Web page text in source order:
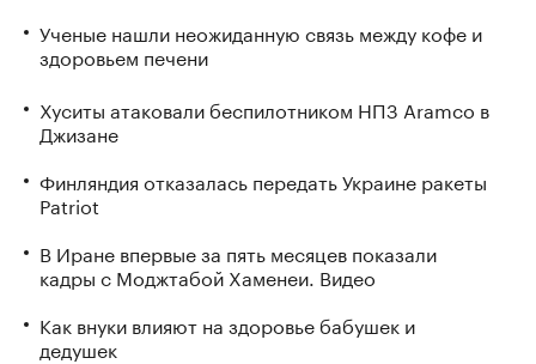
Ученые нашли неожиданную связь между кофе и
здоровьем печени
Хуситы атаковали беспилотником НПЗ Aramco в
Джизане
Финляндия отказалась передать Украине ракеты
Patriot
В Иране впервые за пять месяцев показали
кадры с Моджтабой Хаменеи. Видео
Как внуки влияют на здоровье бабушек и
дедушек